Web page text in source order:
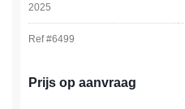
2025
Ref #6499
Prijs op aanvraag